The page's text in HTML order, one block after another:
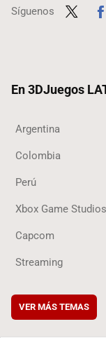
Síguenos
En 3DJuegos
Argentina
Colombia
Perú
Xbox Game Studios
Capcom
Streaming
VER MÁS TEMAS